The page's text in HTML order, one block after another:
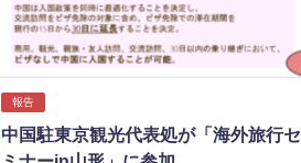
報告
中国駐東京観光代表処が「海外旅行セ